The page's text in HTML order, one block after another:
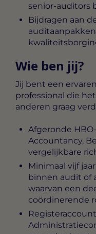
senior-auditors
Bijdragen aan
Wie ben jij?
Jij bent een
professional die
anderen graag
Afgeronde
Accountancy,
vergelijkbare
Minimaal vijf
binnen audit of
waarvan een
coördinerende